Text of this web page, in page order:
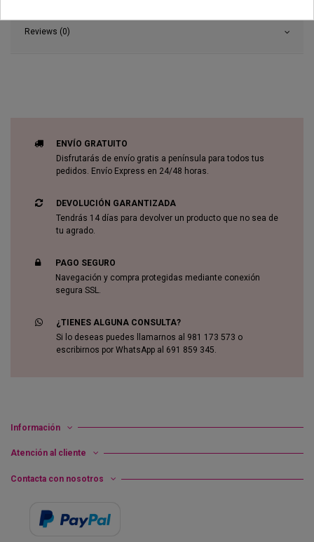
Reviews (0)
ENVÍO GRATUITO
Disfrutarás de envío gratis a península para todos tus
pedidos. Envío Express en 24/48 horas.
DEVOLUCIÓN GARANTIZADA
Tendrás 14 días para devolver un producto que no sea de
tu agrado.
PAGO SEGURO
Navegación y compra protegidas mediante conexión
segura SSL.
¿TIENES ALGUNA CONSULTA?
Si lo deseas puedes llamarnos al 981 173 573 o
escribirnos por WhatsApp al 691 859 345.
Información
Atención al cliente
Contacta con nosotros